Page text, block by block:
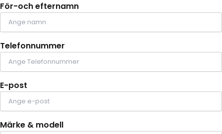
För-och efternamn
Telefonnummer
E-post
Märke & modell